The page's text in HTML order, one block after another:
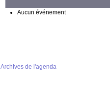
Aucun événement
Archives de l'agenda